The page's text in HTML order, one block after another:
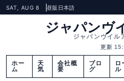
SAT, AUG 8 昼版 日本語
ジャパンヴ
ジャパンヴイル
更新
ホー
ム
天
気
会社概
要
ブロ
グ
ロ
ル